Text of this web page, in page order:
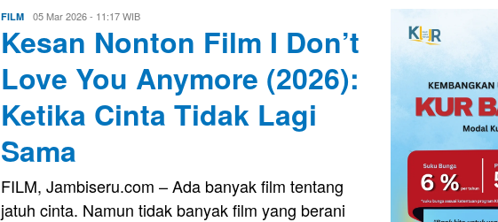
FILM Aris
05 Mar 2026 - 11:17 WIB
Kesan Nonton Film I Don’t
Love You Anymore (2026):
Ketika Cinta Tidak Lagi
Sama
FILM, Jambiseru.com – Ada banyak film tentang
jatuh cinta. Namun tidak banyak film yang berani